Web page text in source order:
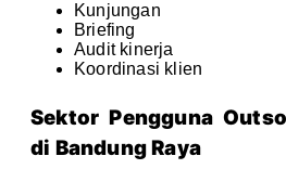
Kunjungan
Briefing
Audit kinerja
Koordinasi klien
Sektor Pengguna
di Bandung Raya